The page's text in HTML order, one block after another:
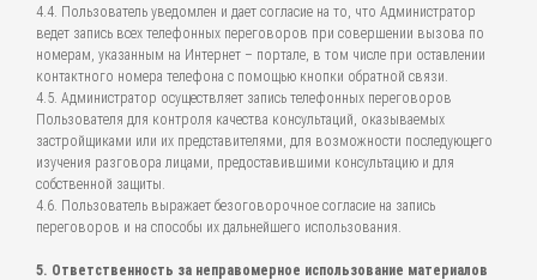
4.4. Пользователь уведомлен и дает согласие на то, что Администратор
ведет запись всех телефонных переговоров при совершении вызова по
номерам, указанным на Интернет – портале, в том числе при оставлении
контактного номера телефона с помощью кнопки обратной связи.
4.5. Администратор осуществляет запись телефонных переговоров
Пользователя для контроля качества консультаций, оказываемых
застройщиками или их представителями, для возможности последующего
изучения разговора лицами, предоставившими консультацию и для
собственной защиты.
4.6. Пользователь выражает безоговорочное согласие на запись
переговоров и на способы их дальнейшего использования.
5. Ответственность за неправомерное использование материалов